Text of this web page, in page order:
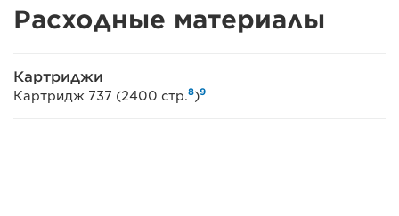
Расходные материалы
Картриджи
Картридж 737 (2400 стр.8)9